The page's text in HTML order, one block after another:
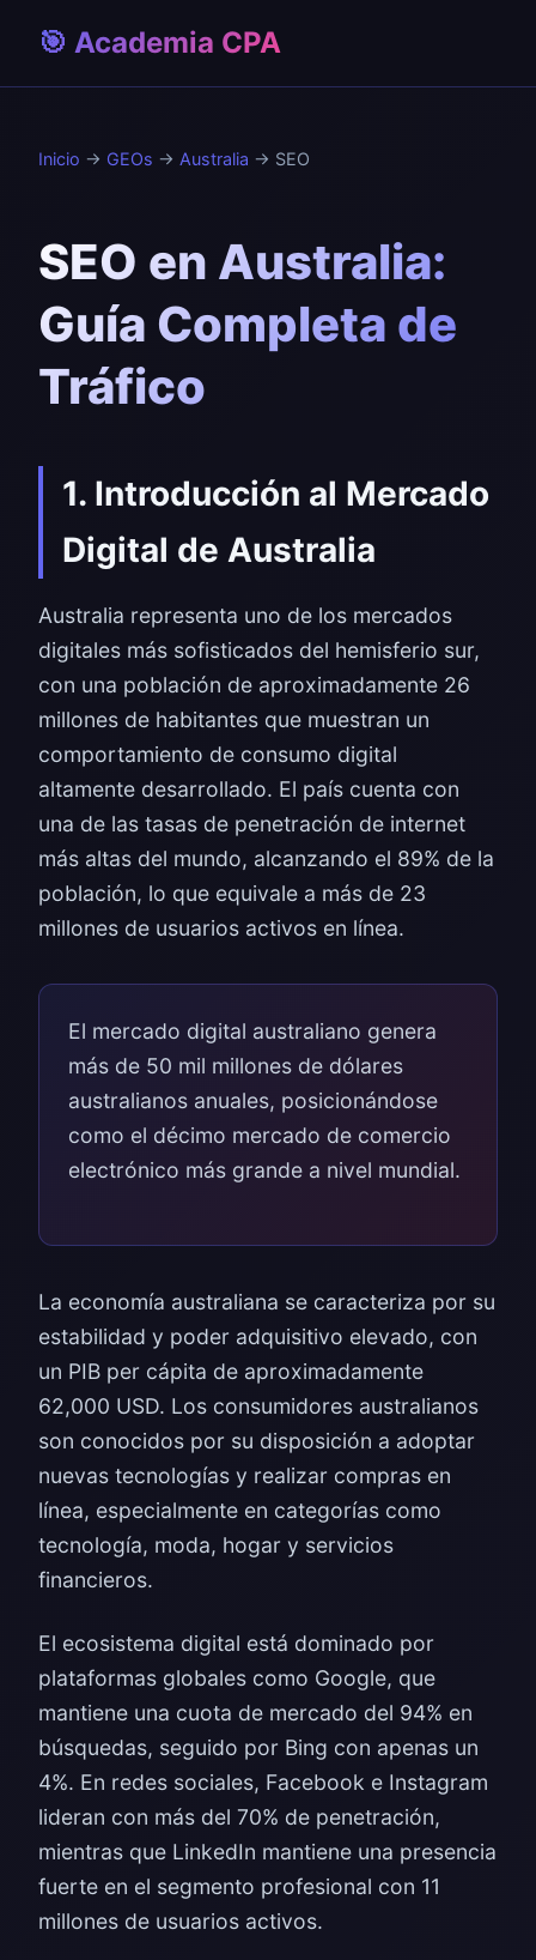
🎯 Academia CPA
Inicio → GEOs → Australia → SEO
SEO en Australia:
Guía Completa de
Tráfico
1. Introducción al Mercado
Digital de Australia
Australia representa uno de los mercados
digitales más sofisticados del hemisferio sur,
con una población de aproximadamente 26
millones de habitantes que muestran un
comportamiento de consumo digital
altamente desarrollado. El país cuenta con
una de las tasas de penetración de internet
más altas del mundo, alcanzando el 89% de la
población, lo que equivale a más de 23
millones de usuarios activos en línea.
El mercado digital australiano genera
más de 50 mil millones de dólares
australianos anuales, posicionándose
como el décimo mercado de comercio
electrónico más grande a nivel mundial.
La economía australiana se caracteriza por su
estabilidad y poder adquisitivo elevado, con
un PIB per cápita de aproximadamente
62,000 USD. Los consumidores australianos
son conocidos por su disposición a adoptar
nuevas tecnologías y realizar compras en
línea, especialmente en categorías como
tecnología, moda, hogar y servicios
financieros.
El ecosistema digital está dominado por
plataformas globales como Google, que
mantiene una cuota de mercado del 94% en
búsquedas, seguido por Bing con apenas un
4%. En redes sociales, Facebook e Instagram
lideran con más del 70% de penetración,
mientras que LinkedIn mantiene una presencia
fuerte en el segmento profesional con 11
millones de usuarios activos.